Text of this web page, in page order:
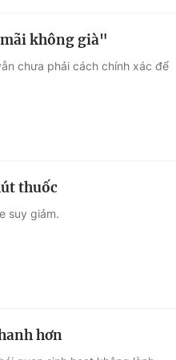
không già"
chưa phải cách chính xác để
thuốc
suy giảm.
hơn